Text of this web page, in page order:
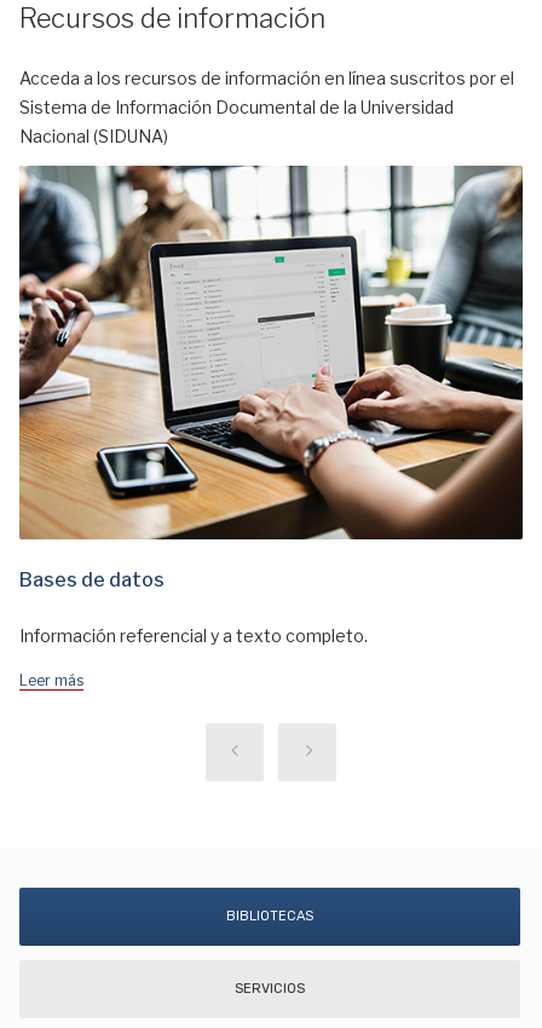
Recursos de información
Acceda a los recursos de información en línea suscritos por el
Sistema de Información Documental de la Universidad
Nacional (SIDUNA)
Bases de datos
Información referencial y a texto completo.
Leer más
BIBLIOTECAS
SERVICIOS